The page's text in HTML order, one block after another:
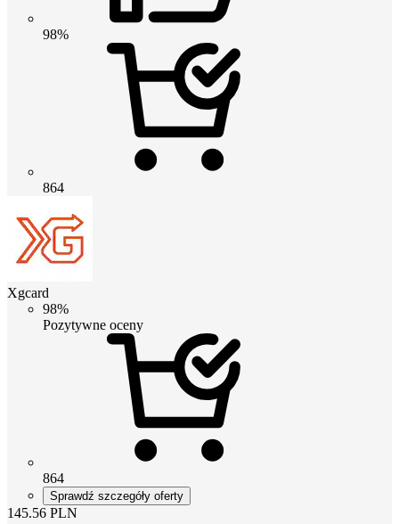
98%
864
Xgcard
98%
Pozytywne oceny
864
Sprawdź szczegóły oferty
145.56 PLN